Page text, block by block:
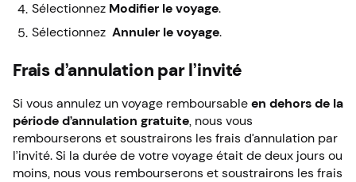
Sélectionnez Modifier le voyage.
Sélectionnez Annuler le voyage.
Frais d’annulation par l’invité
Si vous annulez un voyage remboursable en dehors de la
période d’annulation gratuite, nous vous
rembourserons et soustrairons les frais d’annulation par
l’invité. Si la durée de votre voyage était de deux jours ou
moins, nous vous rembourserons et soustrairons les frais